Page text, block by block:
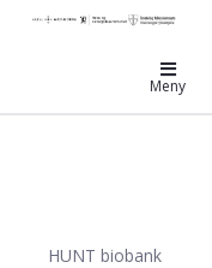
Meny
i
HUNT biobank